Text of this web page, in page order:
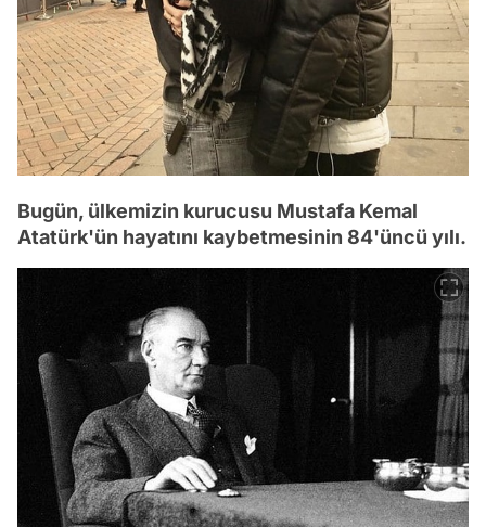
Bugün, ülkemizin kurucusu Mustafa Kemal
Atatürk'ün hayatını kaybetmesinin 84'üncü yılı.